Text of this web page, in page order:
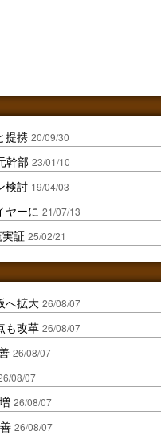
提携 20/09/30
幹部 23/01/10
検討 19/04/03
ヤーに 21/07/13
証 25/02/21
へ拡大 26/08/07
も改革 26/08/07
26/08/07
08/07
26/08/07
26/08/07